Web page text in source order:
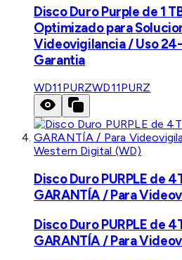
Disco Duro Purple de 1
Optimizado para
Videovigilancia / Uso
Garantia
WD11PURZWD11PURZ
Western Digital (WD)
Disco Duro PURPLE de
GARANTÍA / Para
Disco Duro PURPLE de
GARANTÍA / Para